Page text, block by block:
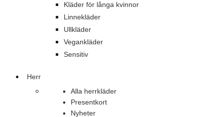
Kläder för långa kvinnor
Linnekläder
Ullkläder
Vegankläder
Sensitiv
Herr
Alla herrkläder
Presentkort
Nyheter